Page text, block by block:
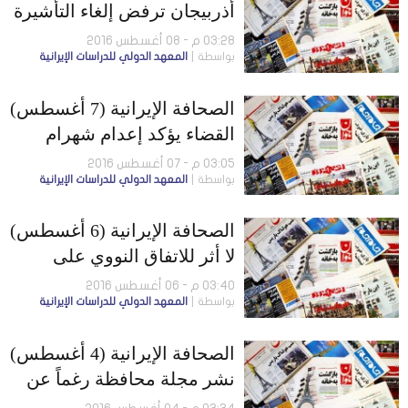
أذربيجان ترفض إلغاء التأشيرة
مع إيران.. ونجاد يبعث رسالة
لأوباما
03:28 م - 08 أغسطس 2016
بواسطة المعهد الدولي للدراسات الإيرانية
الصحافة الإيرانية (7 أغسطس)
القضاء يؤكد إعدام شهرام
مليار دولار
03:05 م - 07 أغسطس 2016
بواسطة المعهد الدولي للدراسات الإيرانية
الصحافة الإيرانية (6 أغسطس)
لا أثر للاتفاق النووي على
معيشة الشعب..وانفجار ضخم
لأنبوب غاز في مدينة گناوه
03:40 م - 06 أغسطس 2016
بواسطة المعهد الدولي للدراسات الإيرانية
الصحافة الإيرانية (4 أغسطس)
نشر مجلة محافظة رغماً عن